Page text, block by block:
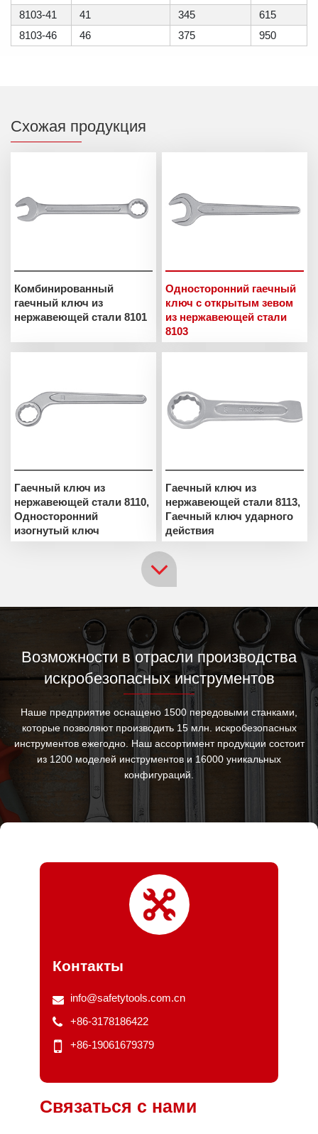
8103-41
41 345
615
8103-46
46 375 950
Схожая продукция
Комбинированный
гаечный ключ из
нержавеющей стали 8101
Односторонний гаечный
ключ с открытым зевом
из нержавеющей стали
8103
Гаечный ключ из
нержавеющей стали 8110,
Односторонний
изогнутый ключ
Гаечный ключ из
нержавеющей стали 8113,
Гаечный ключ ударного
действия
Возможности в отрасли производства
искробезопасных инструментов
Наше предприятие оснащено 1500 передовыми станками,
которые позволяют производить 15 млн. искробезопасных
инструментов ежегодно. Наш ассортимент продукции состоит
из 1200 моделей инструментов и 16000 уникальных
конфигураций.
Контакты
info@safetytools.com.cn
+86-3178186422
+86-19061679379
Связаться с нами